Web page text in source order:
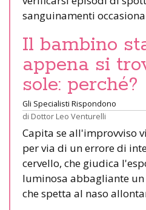
sanguinamenti
Il bambino
appena si
sole: perché?
Gli Specialisti Rispondono
di Dottor Leo Venturelli
Capita se all'improvviso
per via di un errore di
cervello, che giudica
luminosa abbagliante
che spetta al naso